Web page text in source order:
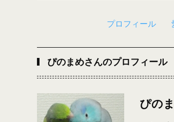
プロフィール
ぴのまめさんのプロフィール
ぴの